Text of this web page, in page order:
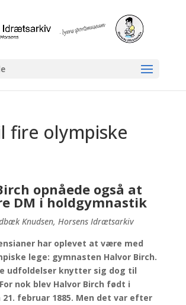
fire olympiske
opnåede også at
DM i holdgymnastik
Knudsen, Horsens Idrætsarkiv
har oplevet at være med
lege: gymnasten Halvor Birch.
udfoldelser knytter sig dog til
nok blev Halvor Birch født i
21. februar 1885. Men det var efter